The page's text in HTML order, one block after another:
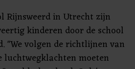
Rijnsweerd in Utrecht zijn
kinderen door de school
"We volgen de richtlijnen van
luchtwegklachten moeten